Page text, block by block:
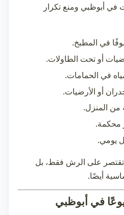
في أبوظبي ومنع تكرار
في المطبخ.
أو تحت الطاولات.
في الحمامات.
أو الأرضيات.
من المنزل.
محكمة.
يومي.
تقتصر على الرش فقط، بل
أيضًا.
في أبوظبي